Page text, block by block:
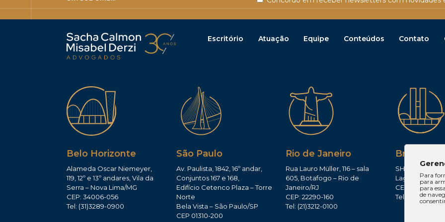
Escritório Atuação Equipe Conteúdos Contato
Belo Horizonte
Alameda Oscar Niemeyer,
119, 12º e 13º andares, Vila da
Serra – Nova Lima/MG
CEP: 34006-056
Tel: (31)3289-0900
São Paulo
Av. Paulista, 1842, 16º andar,
Conjuntos 167 e 168,
Edifício Cetenco Plaza – Torre
Norte
Bela Vista – São Paulo/SP
CEP 01310-200
Rio de Janeiro
Rua Lauro Müller, 116 – sala
605, Botafogo – Rio de
Janeiro/RJ
CEP: 22290-160
Tel: (21)3212-0100
Brasília
SHIS QI 11,
Lago Sul –
CEP: 71625-300
Tel: (61)3224-
Para
para
para
de